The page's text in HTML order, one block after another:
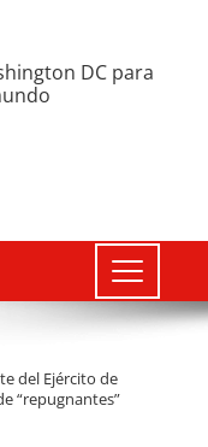
DC para
del Ejército de
“repugnantes”